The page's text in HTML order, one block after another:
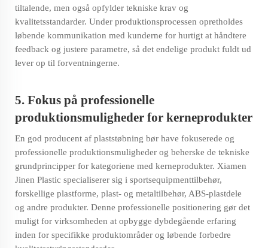
tiltalende, men også opfylder tekniske krav og
kvalitetsstandarder. Under produktionsprocessen opretholdes
løbende kommunikation med kunderne for hurtigt at håndtere
feedback og justere parametre, så det endelige produkt fuldt ud
lever op til forventningerne.
5. Fokus på professionelle
produktionsmuligheder for kerneprodukter
En god producent af plaststøbning bør have fokuserede og
professionelle produktionsmuligheder og beherske de tekniske
grundprincipper for kategoriene med kerneprodukter. Xiamen
Jinen Plastic specialiserer sig i sportsequipmenttilbehør,
forskellige plastforme, plast- og metaltilbehør, ABS-plastdele
og andre produkter. Denne professionelle positionering gør det
muligt for virksomheden at opbygge dybdegående erfaring
inden for specifikke produktområder og løbende forbedre